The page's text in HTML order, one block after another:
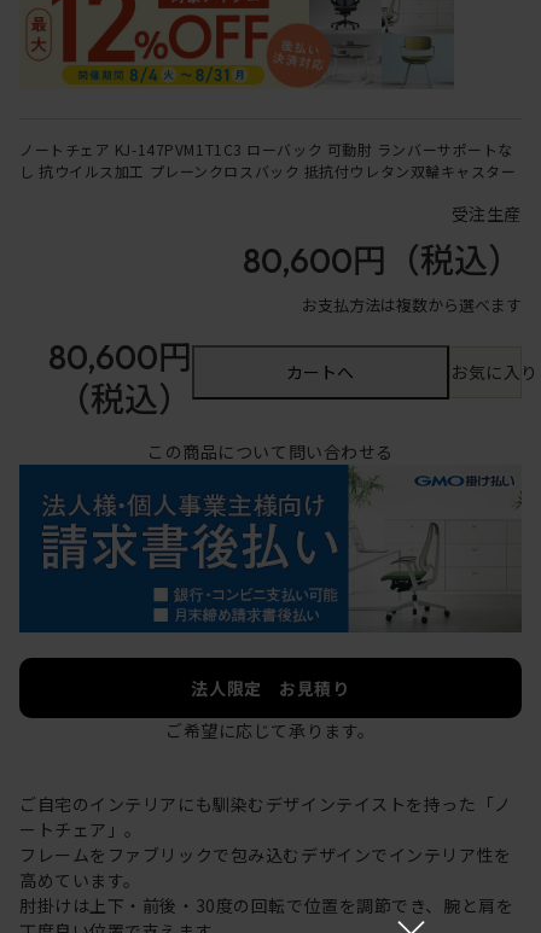
ノートチェア KJ-147PVM1T1C3 ローバック 可動肘 ランバーサポートな
し 抗ウイルス加工 プレーンクロスバック 抵抗付ウレタン双輪キャスター
受注生産
80,600円 （税込）
お支払方法は複数から選べます
80,600円
（税込）
カートへ お気に入
この商品について問い合わせる
法人限定 お見積り
ご希望に応じて承ります。
ご自宅のインテリアにも馴染むデザインテイストを持った「ノ
ートチェア」。
フレームをファブリックで包み込むデザインでインテリア性を
高めています。
肘掛けは上下・前後・30度の回転で位置を調節でき、腕と肩を